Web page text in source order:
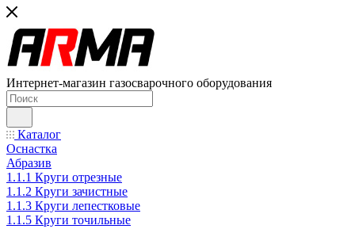
Интернет-магазин газосварочного оборудования
Каталог
Оснастка
Абразив
1.1.1 Круги отрезные
1.1.2 Круги зачистные
1.1.3 Круги лепестковые
1.1.5 Круги точильные